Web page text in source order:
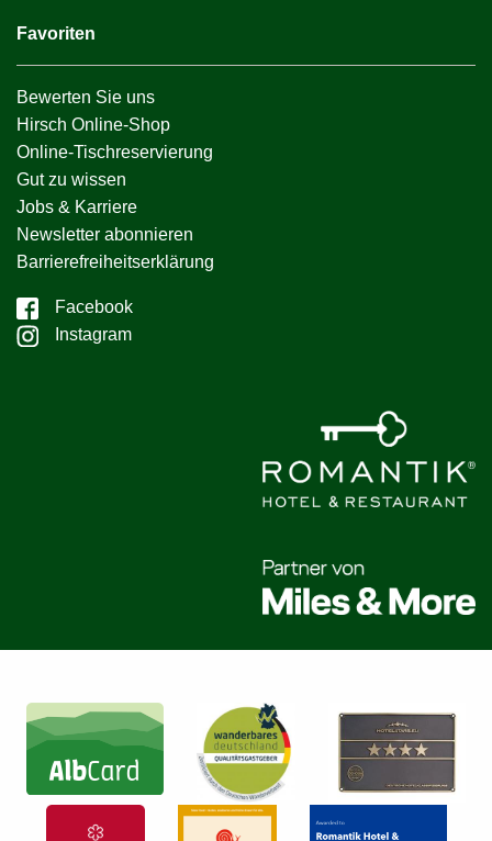
Favoriten
Bewerten Sie uns
Hirsch Online-Shop
Online-Tischreservierung
Gut zu wissen
Jobs & Karriere
Newsletter abonnieren
Barrierefreiheitserklärung
Facebook
Instagram